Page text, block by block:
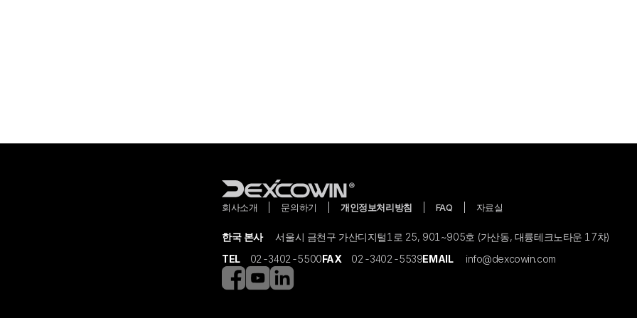
회사소개 문의하기 개인정보처리방침 FAQ 자료실
한국 본사
서울시 금천구 가산디지털1로 25, 901~905호 (가산동, 대륭테크노타운 17차)
TEL
02-3402-5500FAX 02-3402-5539EMAIL info@dexcowin.com